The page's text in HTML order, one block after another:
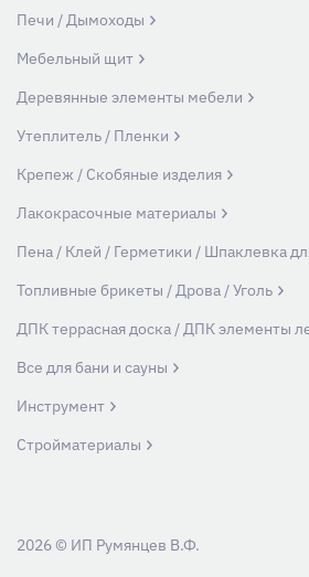
Печи / Дымоходы
Мебельный щит
Деревянные элементы мебели
Утеплитель / Пленки
Крепеж / Скобяные изделия
Лакокрасочные материалы
Пена / Клей / Герметики / Шпаклевка
Топливные брикеты / Дрова / Уголь
ДПК террасная доска / ДПК элементы
Все для бани и сауны
Инструмент
Стройматериалы
2026 © ИП Румянцев В.Ф.